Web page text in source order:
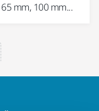
mm, 100 mm...